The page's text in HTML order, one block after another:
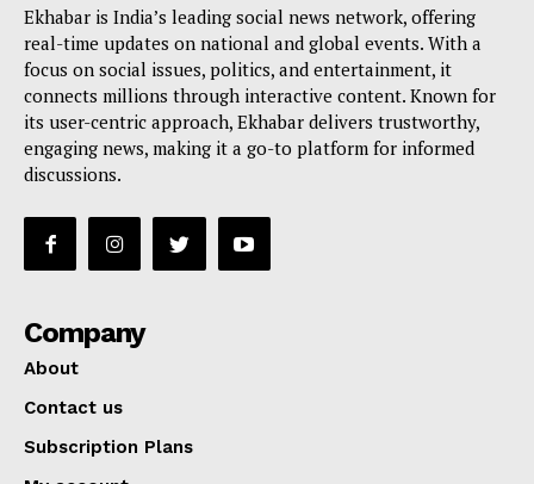
Ekhabar is India’s leading social news network, offering
real-time updates on national and global events. With a
focus on social issues, politics, and entertainment, it
connects millions through interactive content. Known for
its user-centric approach, Ekhabar delivers trustworthy,
engaging news, making it a go-to platform for informed
discussions.
Company
About
Contact us
Subscription Plans